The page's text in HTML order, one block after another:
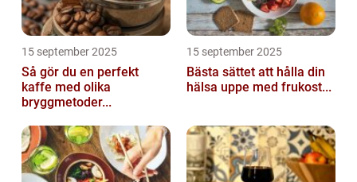
15 september 2025
Så gör du en perfekt
kaffe med olika
bryggmetoder...
15 september 2025
Bästa sättet att hålla din
hälsa uppe med frukost...